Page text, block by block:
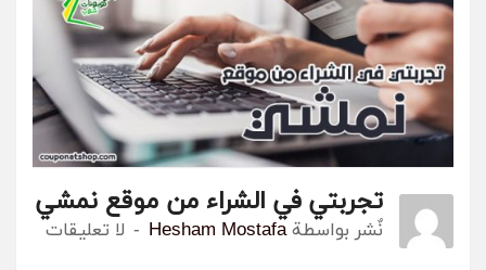
تجربتي في الشراء من موقع نمشي
نٌشر بواسطةHesham Mostafa لا تعليقات